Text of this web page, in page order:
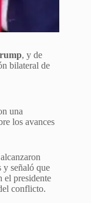
, y de
bilateral de
una
los avances
y señaló que
el presidente
conflicto.